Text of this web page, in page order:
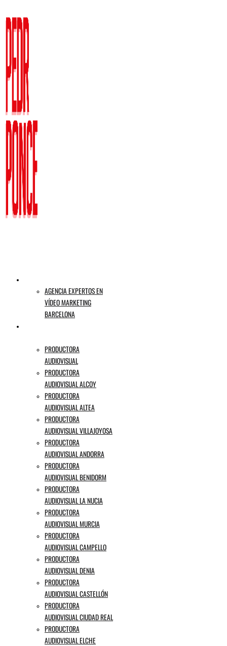
al
contenido
AGENCIA EXPERTOS EN
VÍDEO MARKETING
BARCELONA
PRODUCTORA
AUDIOVISUAL
PRODUCTORA
AUDIOVISUAL ALCOY
PRODUCTORA
AUDIOVISUAL ALTEA
PRODUCTORA
AUDIOVISUAL VILLAJOYOSA
PRODUCTORA
AUDIOVISUAL ANDORRA
PRODUCTORA
AUDIOVISUAL BENIDORM
PRODUCTORA
AUDIOVISUAL LA NUCIA
PRODUCTORA
AUDIOVISUAL MURCIA
PRODUCTORA
AUDIOVISUAL CAMPELLO
PRODUCTORA
AUDIOVISUAL DENIA
PRODUCTORA
AUDIOVISUAL CASTELLÓN
PRODUCTORA
AUDIOVISUAL CIUDAD REAL
PRODUCTORA
AUDIOVISUAL ELCHE